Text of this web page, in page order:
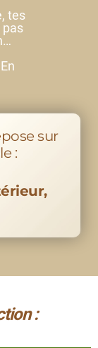
tes
pas
sur
:
: